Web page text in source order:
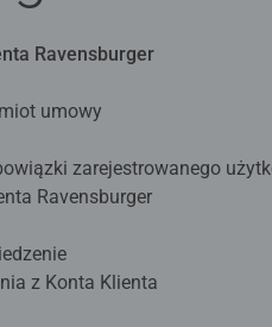
Ravensburger
umowy
zarejestrowanego
Ravensburger
z Konta Klienta